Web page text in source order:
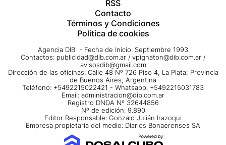
RSS
Contacto
Términos y Condiciones
Política de cookies
Agencia DIB - Fecha de Inicio: Septiembre 1993
Contactos: publicidad@dib.com.ar / vpignaton@dib.com.ar /
avisosdib@gmail.com
Dirección de las oficinas: Calle 48 Nº 726 Piso 4, La Plata; Provincia
de Buenos Aires, Argentina
Teléfono: +5492215022421 - Whatsapp: +5492215031783
Email: administracion@dib.com.ar
Registro DNDA Nº 32644856
Nº de edición: 9.890
Editor Responsable: Gonzalo Julián Irazoqui
Empresa propietaria del medio: Diarios Bonaerenses SA